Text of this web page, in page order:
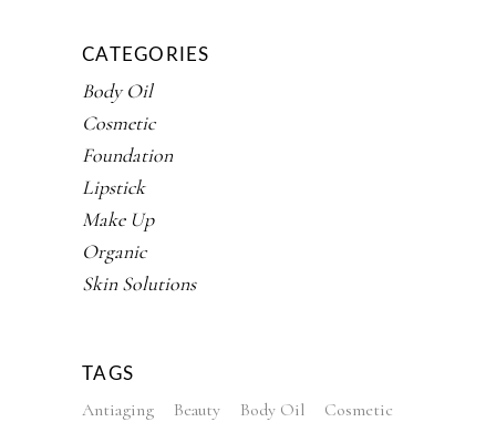
CATEGORIES
Body Oil
Cosmetic
Foundation
Lipstick
Make Up
Organic
Skin Solutions
TAGS
Antiaging Beauty Body Oil
Cosmetic